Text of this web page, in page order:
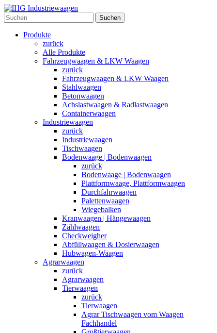
Suchen
Produkte
zurück
Alle Produkte
Fahrzeugwaagen & LKW Waagen
zurück
Fahrzeugwaagen & LKW Waagen
Stahlwaagen
Betonwaagen
Achslastwaagen & Radlastwaagen
Containerwaagen
Industriewaagen
zurück
Industriewaagen
Tischwaagen
Bodenwaage | Bodenwaagen
zurück
Bodenwaage | Bodenwaagen
Plattformwaage, Plattformwaagen
Durchfahrwaagen
Palettenwaagen
Wiegebalken
Kranwaagen | Hängewaagen
Zählwaagen
Checkweigher
Abfüllwaagen & Dosierwaagen
Hubwagen-Waagen
Agrarwaagen
zurück
Agrarwaagen
Tierwaagen
zurück
Tierwaagen
Agrar Tischwaagen vom Waagen
Fachhandel